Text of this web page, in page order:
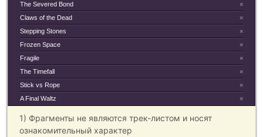
×
The Severed Bond
×
Claws of the Dead
×
Stepping Stones
×
Frozen Space
×
Fragile
×
The Timefall
×
Stick vs Rope
×
A Final Waltz
1) Фрагменты не являются трек-листом и носят
ознакомительный характер